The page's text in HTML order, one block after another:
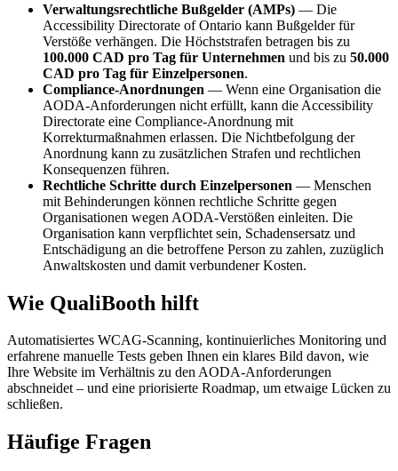
Verwaltungsrechtliche Bußgelder (AMPs) — Die
Accessibility Directorate of Ontario kann Bußgelder für
Verstöße verhängen. Die Höchststrafen betragen bis zu
100.000 CAD pro Tag für Unternehmen und bis zu 50.000
CAD pro Tag für Einzelpersonen.
Compliance-Anordnungen — Wenn eine Organisation die
AODA-Anforderungen nicht erfüllt, kann die Accessibility
Directorate eine Compliance-Anordnung mit
Korrekturmaßnahmen erlassen. Die Nichtbefolgung der
Anordnung kann zu zusätzlichen Strafen und rechtlichen
Konsequenzen führen.
Rechtliche Schritte durch Einzelpersonen — Menschen
mit Behinderungen können rechtliche Schritte gegen
Organisationen wegen AODA-Verstößen einleiten. Die
Organisation kann verpflichtet sein, Schadensersatz und
Entschädigung an die betroffene Person zu zahlen, zuzüglich
Anwaltskosten und damit verbundener Kosten.
Wie QualiBooth hilft
Automatisiertes WCAG-Scanning, kontinuierliches Monitoring und
erfahrene manuelle Tests geben Ihnen ein klares Bild davon, wie
Ihre Website im Verhältnis zu den AODA-Anforderungen
abschneidet – und eine priorisierte Roadmap, um etwaige Lücken zu
schließen.
Häufige Fragen